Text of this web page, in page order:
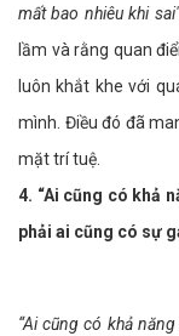
mất bao nhiêu khi sai"
lầm và rằng quan
luôn khắt khe với
mình. Điều đó đã
mặt trí tuệ.
4. “Ai cũng có khả
phải ai cũng có sự
“Ai cũng có khả